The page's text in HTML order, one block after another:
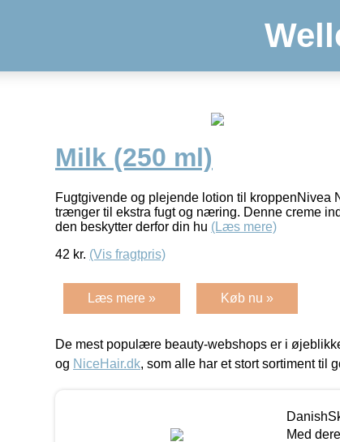
Milk (250 ml)
Fugtgivende og plejende lotion til kroppenNivea
trænger til ekstra fugt og næring. Denne creme
den beskytter derfor din hu (Læs mere)
42 kr. (Vis fragtpris)
Læs mere » Køb nu »
De mest populære beauty-webshops er i
og NiceHair.dk, som alle har et stort sortiment til
Med